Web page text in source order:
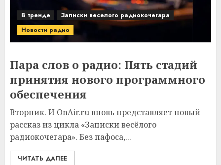
В тренде
Записки веселого радиокочегара
Новости радио
Пара слов о радио: Пять стадий
принятия нового программного
обеспечения
Вторник. И OnAir.ru вновь представляет новый
рассказ из цикла «Записки весёлого
радиокочегара». Без пафоса,...
ЧИТАТЬ ДАЛЕЕ